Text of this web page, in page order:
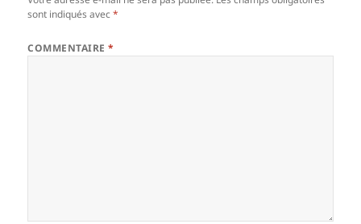
sont indiqués avec*
COMMENTAIRE*